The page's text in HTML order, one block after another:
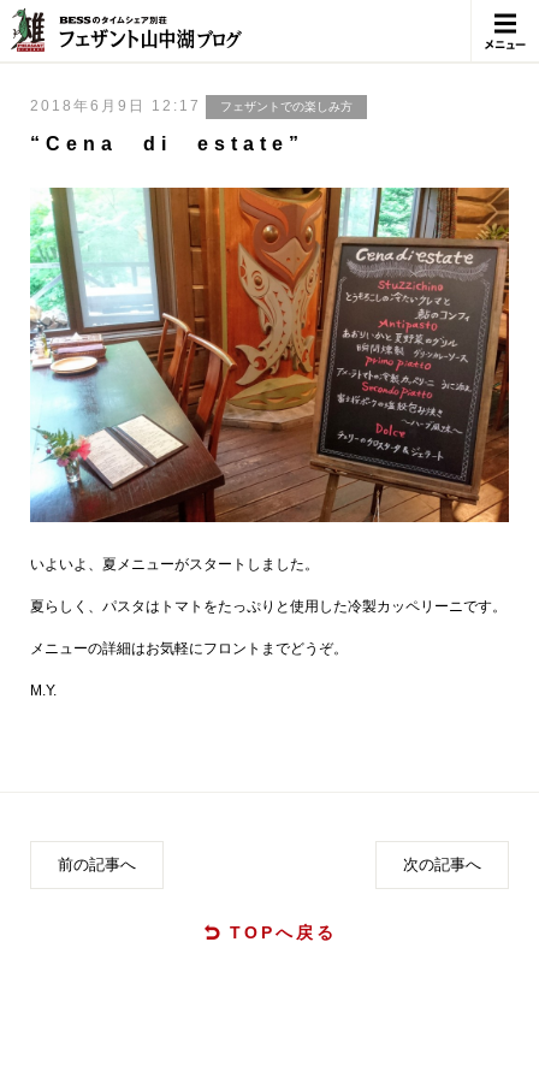
メニュ
2018年6月9日 12:17 フェザントでの楽しみ方
“Cena di estate”
いよいよ、夏メニューがスタートしました。
夏らしく、パスタはトマトをたっぷりと使用した冷製カッペリーニです。
メニューの詳細はお気軽にフロントまでどうぞ。
M.Y.
前の記事へ
TOPへ戻る
次の記事へ